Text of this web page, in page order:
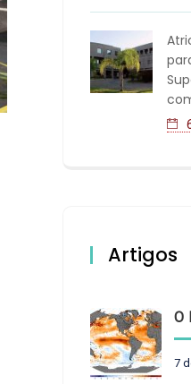
Artigos
O El
7